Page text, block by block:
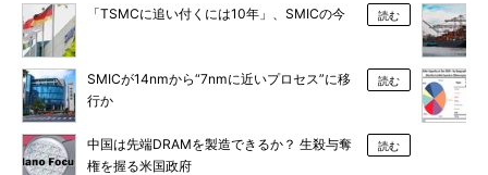
「TSMCに追い付くには10年」、SMICの今 読む
SMICが14nmから“7nmに近いプロセス”に移
行か
読む
中国は先端DRAMを製造できるか？ 生殺与奪
権を握る米国政府
読む